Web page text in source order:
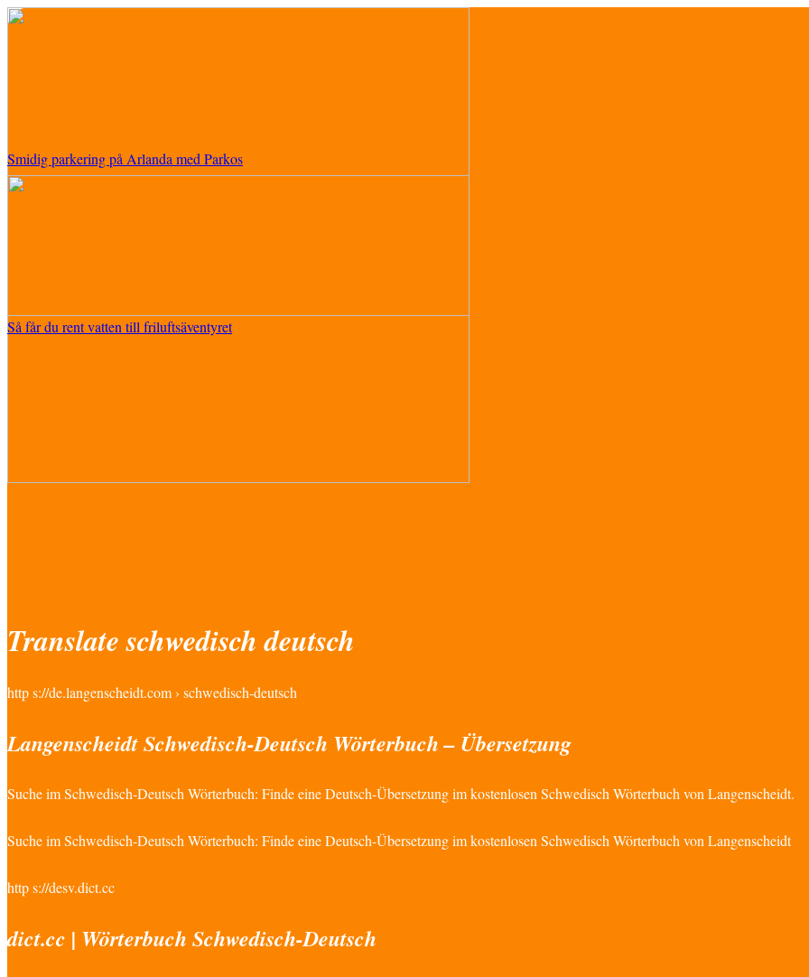
Smidig parkering på Arlanda med Parkos
Så får du rent vatten till friluftsäventyret
Translate schwedisch deutsch
http s://de.langenscheidt.com › schwedisch-deutsch
Langenscheidt Schwedisch-Deutsch Wörterbuch – Übersetzung
Suche im Schwedisch-Deutsch Wörterbuch: Finde eine Deutsch-Übersetzung im kostenlosen Schwedisch Wörterbuch von Langenscheidt.
Suche im Schwedisch-Deutsch Wörterbuch: Finde eine Deutsch-Übersetzung im kostenlosen Schwedisch Wörterbuch von Langenscheidt
http s://desv.dict.cc
dict.cc | Wörterbuch Schwedisch-Deutsch